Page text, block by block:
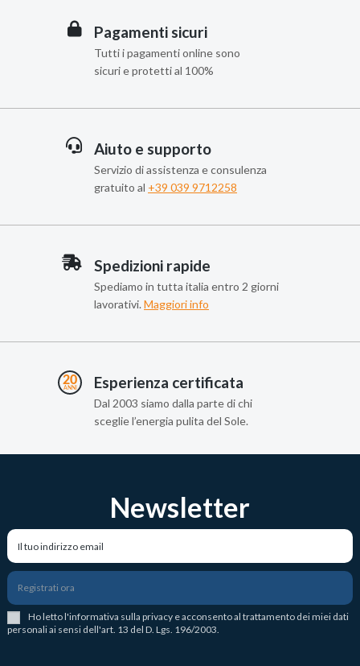
Pagamenti sicuri
Tutti i pagamenti online sono
sicuri e protetti al 100%
Aiuto e supporto
Servizio di assistenza e consulenza
gratuito al +39 039 9712258
Spedizioni rapide
Spediamo in tutta italia entro 2 giorni
lavorativi. Maggiori info
Esperienza certificata
Dal 2003 siamo dalla parte di chi
sceglie l’energia pulita del Sole.
Newsletter
Registrati ora
Ho letto l'informativa sulla privacy e acconsento al trattamento dei miei dati
personali ai sensi dell'art. 13 del D. Lgs. 196/2003.